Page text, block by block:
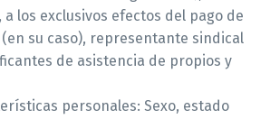
los exclusivos efectos del pago de
su caso), representante sindical
de asistencia de propios y
personales: Sexo, estado